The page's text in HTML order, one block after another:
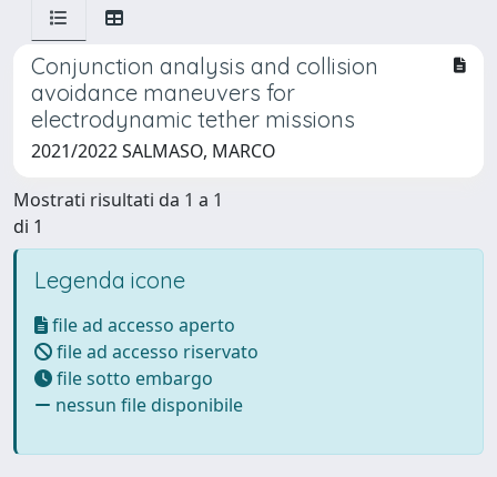
Conjunction analysis and collision
avoidance maneuvers for
electrodynamic tether missions
2021/2022 SALMASO, MARCO
Mostrati risultati da 1 a 1
di 1
Legenda icone
file ad accesso aperto
file ad accesso riservato
file sotto embargo
nessun file disponibile